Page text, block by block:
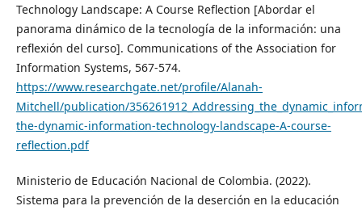
Technology Landscape: A Course Reflection [Abordar el
panorama dinámico de la tecnología de la información: una
reflexión del curso]. Communications of the Association for
Information Systems, 567-574.
https://www.researchgate.net/profile/Alanah-
Mitchell/publication/
the-dynamic-information-technology-landscape-A-course-
reflection.pdf
Ministerio de Educación Nacional de Colombia. (2022).
Sistema para la prevención de la deserción en la educación